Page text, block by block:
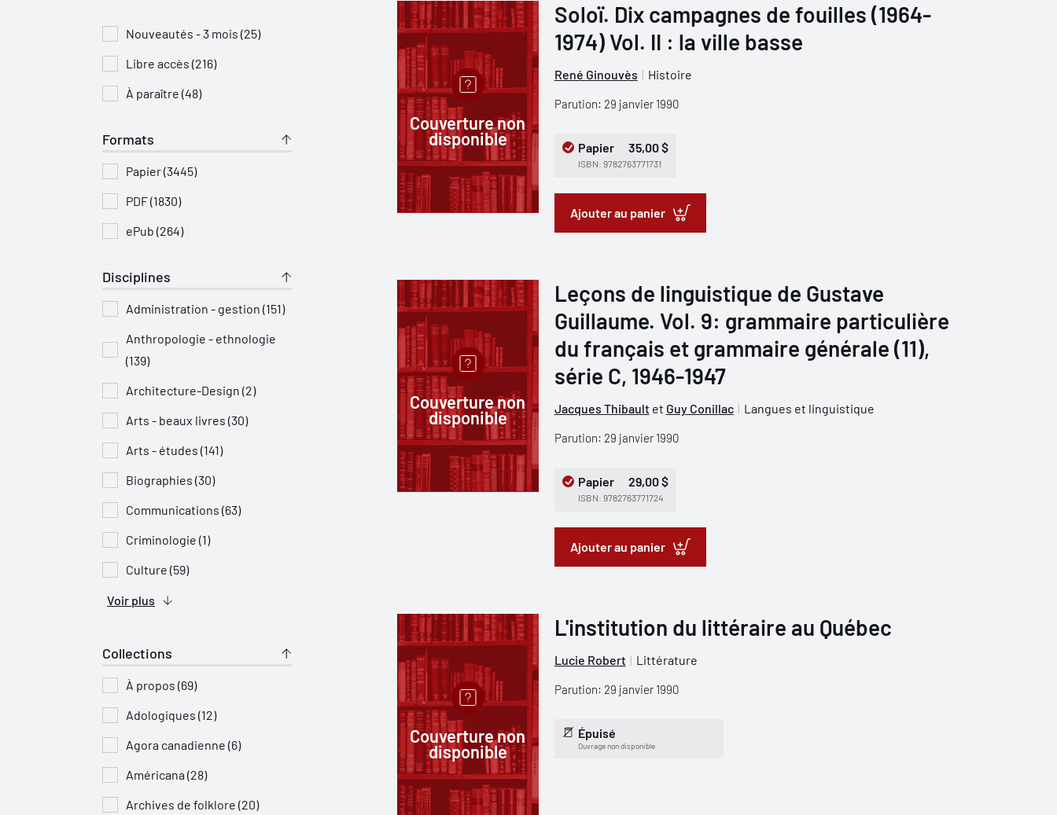
Nouveautés - 3 mois (25)
Libre accès (216)
À paraître (48)
Formats
Papier (3445)
PDF (1830)
ePub (264)
Disciplines
Administration - gestion (151)
Anthropologie - ethnologie
(139)
Architecture-Design (2)
Arts - beaux livres (30)
Arts - études (141)
Biographies (30)
Communications (63)
Criminologie (1)
Culture (59)
Voir plus
Collections
À propos (69)
Adologiques (12)
Agora canadienne (6)
Américana (28)
Archives de folklore (20)
Couverture non
disponible
Soloï. Dix campagnes de fouilles (1964-
1974) Vol. II : la ville basse
René Ginouvès Histoire
Parution: 29 janvier 1990
Papier 35,00 $
ISBN: 9782763771731
Ajouter au panier
Couverture non
disponible
Leçons de linguistique de Gustave
Guillaume. Vol. 9: grammaire particulière
du français et grammaire générale (11),
série C, 1946-1947
Jacques Thibaultet Guy Conillac Langues et linguistique
Parution: 29 janvier 1990
Papier 29,00 $
ISBN: 9782763771724
Ajouter au panier
Couverture non
disponible
L'institution du littéraire au Québec
Lucie Robert Littérature
Parution: 29 janvier 1990
Épuisé
Ouvrage non disponible